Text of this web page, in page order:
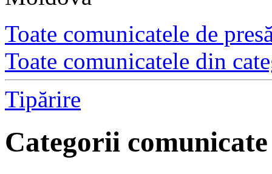
Toate comunicatele de
Toate comunicatele din
Tipărire
Categorii comunicate